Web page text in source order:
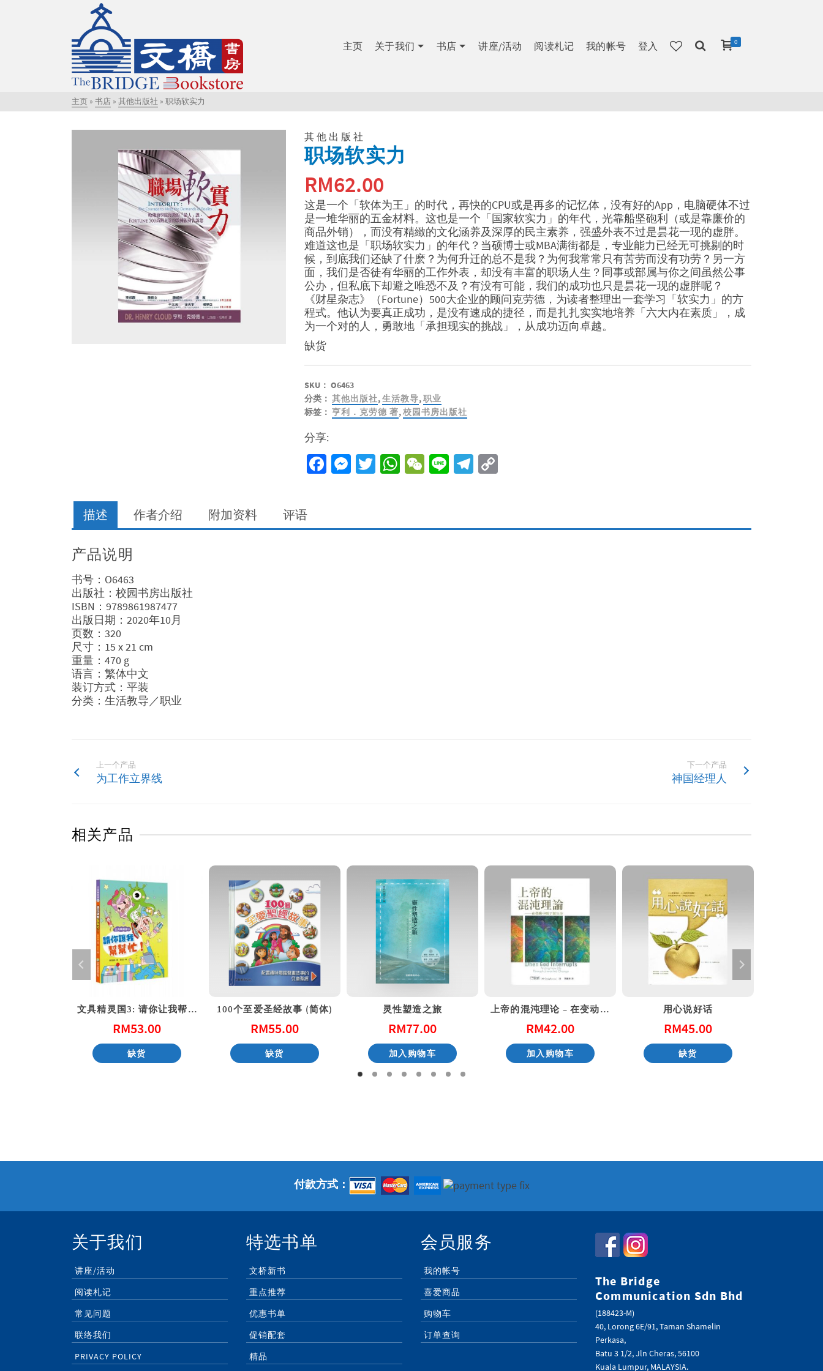
主页 关于我们 书店 讲座/活动 阅读札记 我的帐号 登入 0
主页 » 书店 » 其他出版社 » 职场软实力
其他出版社
职场软实力
RM62.00
这是一个「软体为王」的时代，再快的CPU或是再多的记忆体，没有好的App，电脑硬体不过
是一堆华丽的五金材料。这也是一个「国家软实力」的年代，光靠船坚砲利（或是靠廉价的
商品外销），而没有精緻的文化涵养及深厚的民主素养，强盛外表不过是昙花一现的虚胖。
难道这也是「职场软实力」的年代？当硕博士或MBA满街都是，专业能力已经无可挑剔的时
候，到底我们还缺了什麽？为何升迁的总不是我？为何我常常只有苦劳而没有功劳？另一方
面，我们是否徒有华丽的工作外表，却没有丰富的职场人生？同事或部属与你之间虽然公事
公办，但私底下却避之唯恐不及？有没有可能，我们的成功也只是昙花一现的虚胖呢？
《财星杂志》（Fortune）500大企业的顾问克劳德，为读者整理出一套学习「软实力」的方
程式。他认为要真正成功，是没有速成的捷径，而是扎扎实实地培养「六大内在素质」，成
为一个对的人，勇敢地「承担现实的挑战」，从成功迈向卓越。
缺货
SKU： O6463
分类： 其他出版社,生活教导,职业
标签： 亨利．克劳德 著,校园书房出版社
分享:
Facebook
Messenger
Twitter
WhatsApp
WeChat
LineTelegram
Copy
描述 作者介绍 附加资料 评语
产品说明
书号：O6463
出版社：校园书房出版社
ISBN：9789861987477
出版日期：2020年10月
页数：320
尺寸：15 x 21 cm
重量：470 g
语言：繁体中文
装订方式：平装
分类：生活教导／职业
上一个产品
为工作立界线
下一个产品
神国经理人
相关产品
文具精灵国3: 请你让我帮帮忙 (港版)
RM53.00
缺货
100个至爱圣经故事 (简体)
RM55.00
缺货
灵性塑造之旅
RM77.00
加入购物车
上帝的混沌理论 – 在变动中赐予新生命
RM42.00
加入购物车
用心说好话
RM45.00
缺货
付款方式：
关于我们
讲座/活动
阅读札记
常见问题
联络我们
PRIVACY POLICY
特选书单
文桥新书
重点推荐
优惠书单
促销配套
精品
会员服务
我的帐号
喜爱商品
购物车
订单查询
The Bridge
Communication Sdn Bhd
(188423-M)
40, Lorong 6E/91, Taman Shamelin
Perkasa,
Batu 3 1/2, Jln Cheras, 56100
Kuala Lumpur, MALAYSIA.